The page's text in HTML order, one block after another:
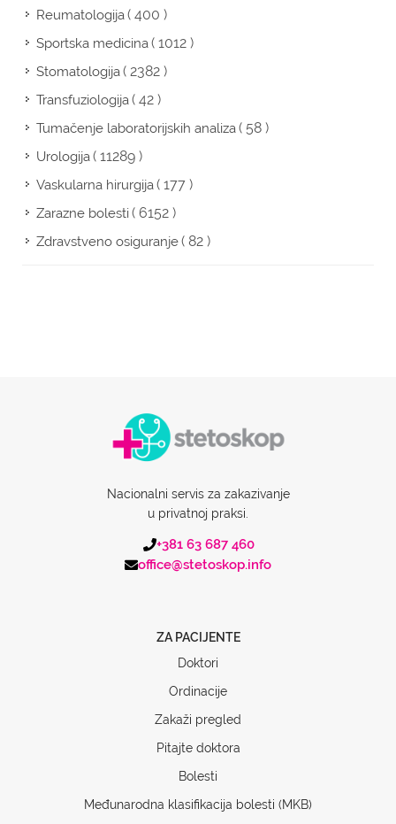
Reumatologija( 400 )
Sportska medicina( 1012 )
Stomatologija( 2382 )
Transfuziologija( 42 )
Tumačenje laboratorijskih analiza( 58 )
Urologija( 11289 )
Vaskularna hirurgija( 177 )
Zarazne bolesti( 6152 )
Zdravstveno osiguranje( 82 )
Nacionalni servis za zakazivanje
u privatnoj praksi.
+381 63 687 460
office@stetoskop.info
ZA PACIJENTE
Doktori
Ordinacije
Zakaži pregled
Pitajte doktora
Bolesti
Međunarodna klasifikacija bolesti (MKB)